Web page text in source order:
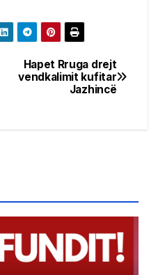
Hapet Rruga drejt
vendkalimit kufitar
Jazhincë